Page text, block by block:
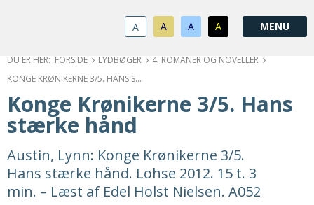
og
gå
indhold
forsiden
guide
for
1.2:
Bestyrelse
1.3:
Økonomi
1.5:
Privatlivspolitik
1.6:
Vedtægter
3.0:
Kalender
4.0:
Kristeligt
Lydbibliotek
A A A A
FORSIDE LYDBØGER
4. ROMANER OG NOVELLER
KONGE KRØNIKERNE 3/5. HANS STÆRKE HÅND
Konge Krønikerne 3/5. Hans
stærke hånd
Austin, Lynn: Konge Krønikerne 3/5.
Hans stærke hånd. Lohse 2012. 15 t. 3
min. – Læst af Edel Holst Nielsen. A052